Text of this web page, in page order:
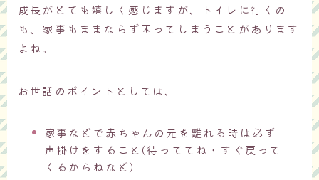
成長がとても嬉しく感じますが、トイレに行くの
も、家事もままならず困ってしまうことがあります
よね。
お世話のポイントとしては、
家事などで赤ちゃんの元を離れる時は必ず
声掛けをすること(待っててね・すぐ戻って
くるからねなど)